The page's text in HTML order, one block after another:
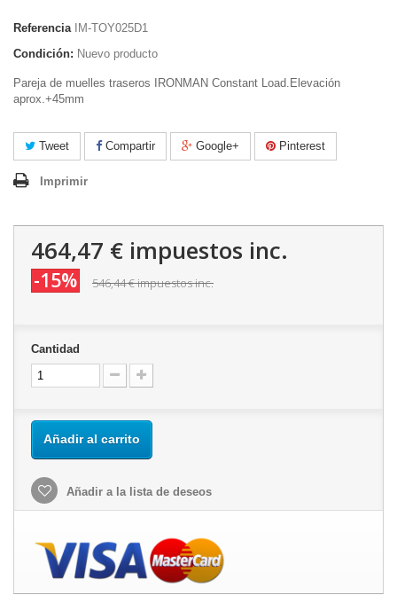
Referencia
IM-TOY025D1
Condición: Nuevo producto
Pareja de muelles traseros IRONMAN Constant Load.Elevación
aprox.+45mm
Tweet Compartir Google+ Pinterest
Imprimir
464,47 € impuestos inc.
-15% 546,44 €impuestos inc.
Cantidad
Añadir al carrito
Añadir a la lista de deseos